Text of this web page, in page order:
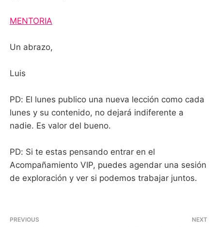
MENTORIA
Un abrazo,
Luis
PD: El lunes publico una nueva lección como cada
lunes y su contenido, no dejará indiferente a
nadie. Es valor del bueno.
PD: Si te estas pensando entrar en el
Acompañamiento VIP, puedes agendar una sesión
de exploración y ver si podemos trabajar juntos.
PREVIOUS NEXT